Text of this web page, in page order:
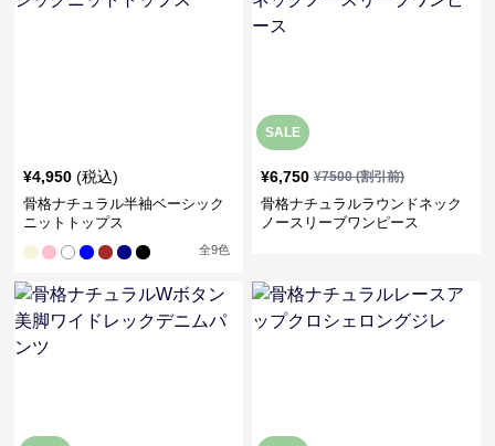
¥4,950 (税込)
骨格ナチュラル半袖ベーシック
ニットトップス
全9色
SALE
¥6,750 ¥7500(割引前)
骨格ナチュラルラウンドネック
ノースリーブワンピース